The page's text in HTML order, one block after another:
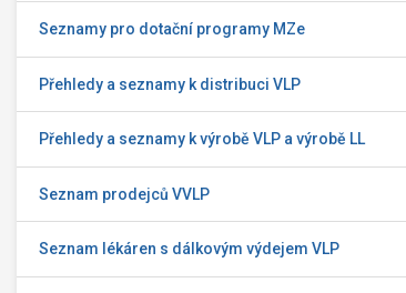
Seznamy pro dotační programy MZe
Přehledy a seznamy k distribuci VLP
Přehledy a seznamy k výrobě VLP a výrobě LL
Seznam prodejců VVLP
Seznam lékáren s dálkovým výdejem VLP